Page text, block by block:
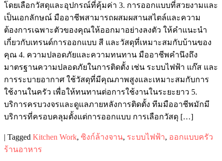
โดยเลือกวัสดุและอุปกรณ์ที่คุ้มค่า 3. การออกแบบที่สวยงามและ
เป็นเอกลักษณ์ มืออาชีพสามารถผสมผสานสไตล์และความ
ต้องการเฉพาะตัวของคุณให้ออกมาอย่างลงตัว ให้คำแนะนำ
เกี่ยวกับเทรนด์การออกแบบ สี และวัสดุที่เหมาะสมกับบ้านของ
คุณ 4. ความปลอดภัยและความทนทาน มืออาชีพคำนึงถึง
มาตรฐานความปลอดภัยในการติดตั้ง เช่น ระบบไฟฟ้า แก๊ส และ
การระบายอากาศ ใช้วัสดุที่มีคุณภาพสูงและเหมาะสมกับการ
ใช้งานในครัว เพื่อให้ทนทานต่อการใช้งานในระยะยาว 5.
บริการครบวงจรและดูแลภายหลังการติดตั้ง ทีมมืออาชีพมักมี
บริการที่ครอบคลุมตั้งแต่การออกแบบ การเลือกวัสดุ […]
| Tagged Kitchen Work, ซิงก์ล้างจาน, ระบบไฟฟ้า, ออกแบบครัว
ร้านอาหาร